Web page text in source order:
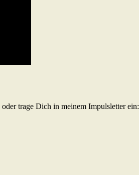
oder trage Dich in meinem Impulsletter ein: